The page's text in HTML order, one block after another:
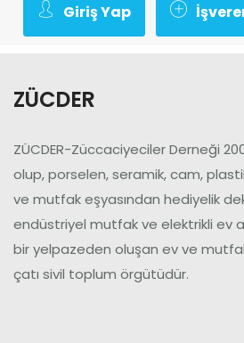
Giriş Yap
ZÜCDER
ZÜCDER-Züccaciyeciler Derneği
olup, porselen, seramik, cam,
ve mutfak eşyasından hediyelik
endüstriyel mutfak ve elektrikli ev
bir yelpazeden oluşan ev ve
çatı sivil toplum örgütüdür.